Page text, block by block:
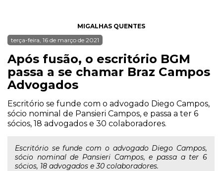
MIGALHAS QUENTES
terça-feira, 16 de março de 2021
Após fusão, o escritório BGM
passa a se chamar Braz Campos
Advogados
Escritório se funde com o advogado Diego Campos,
sócio nominal de Pansieri Campos, e passa a ter 6
sócios, 18 advogados e 30 colaboradores.
Escritório se funde com o advogado Diego Campos,
sócio nominal de Pansieri Campos, e passa a ter 6
sócios, 18 advogados e 30 colaboradores.